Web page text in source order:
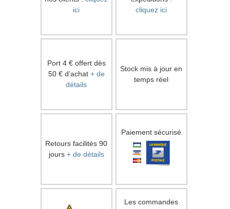
ici
cliquez ici
Port 4 € offert dès
50 € d'achat + de
détails
Stock mis à jour en
temps réel
Retours facilités 90
jours + de détails
Paiement sécurisé
Les commandes